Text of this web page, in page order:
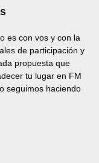
es con vos y con la
de participación y
propuesta que
tu lugar en FM
seguimos haciendo